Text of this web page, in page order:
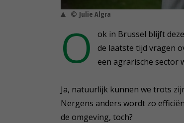
© Julie Algra
O
ok in Brussel blijft
de laatste tijd vragen
een agrarische sector
Ja, natuurlijk kunnen we trots
Nergens anders wordt zo
de omgeving, toch?